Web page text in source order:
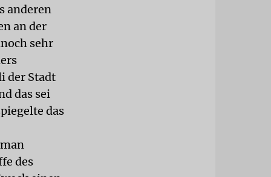
anderen
an der
sehr
der Stadt
das sei
das
des